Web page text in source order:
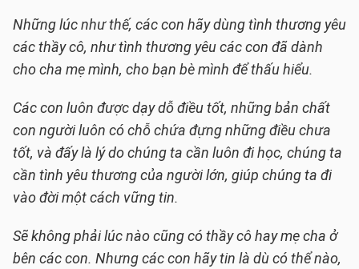
Những lúc như thế, các con hãy dùng tình thương yêu
các thầy cô, như tình thương yêu các con đã dành
cho cha mẹ mình, cho bạn bè mình để thấu hiểu.
Các con luôn được dạy dỗ điều tốt, những bản chất
con người luôn có chỗ chứa đựng những điều chưa
tốt, và đấy là lý do chúng ta cần luôn đi học, chúng ta
cần tình yêu thương của người lớn, giúp chúng ta đi
vào đời một cách vững tin.
Sẽ không phải lúc nào cũng có thầy cô hay mẹ cha ở
bên các con. Nhưng các con hãy tin là dù có thể nào,